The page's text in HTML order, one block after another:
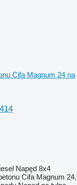
Cifa Magnum 24 na
Napęd 8x4
Cifa Magnum 24,